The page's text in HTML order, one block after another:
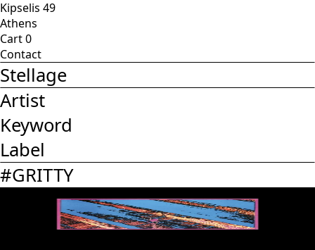
Kipselis 49
Athens
Cart0
Contact
Stellage
Artist
Keyword
Label
#GRITTY